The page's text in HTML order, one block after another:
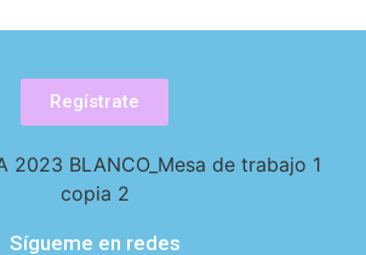
Regístrate
Sígueme en redes